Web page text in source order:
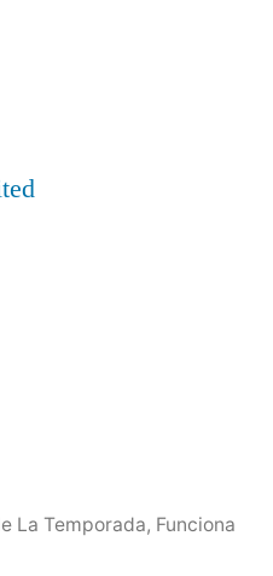
La Temporada, Funciona